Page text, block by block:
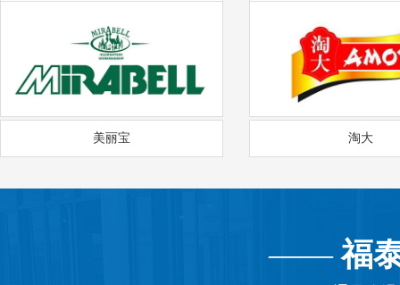
美丽宝 淘大
——福